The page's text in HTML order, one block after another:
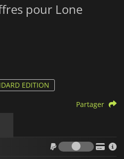
pour Lone
EDITION
Partager
Frais